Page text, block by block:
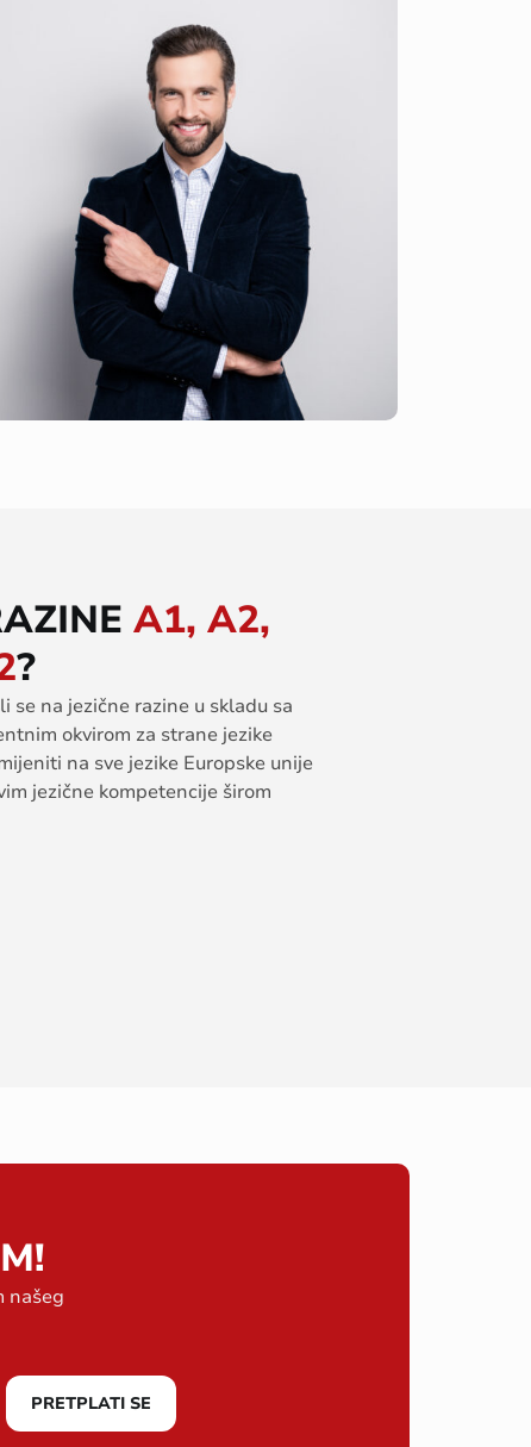
A1, A2,
?
se na jezične razine u skladu sa
okvirom za strane jezike
na sve jezike Europske unije
jezične kompetencije širom
našeg
PRETPLATI SE